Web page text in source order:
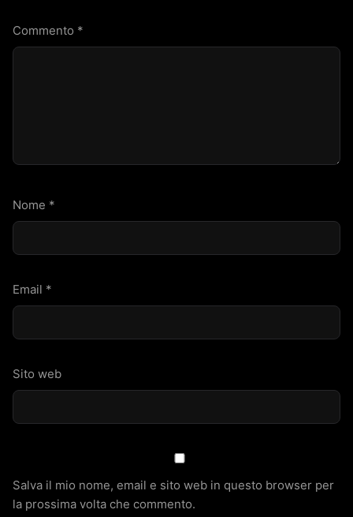
Commento *
Nome *
Email *
Sito web
Salva il mio nome, email e sito web in questo browser per
la prossima volta che commento.